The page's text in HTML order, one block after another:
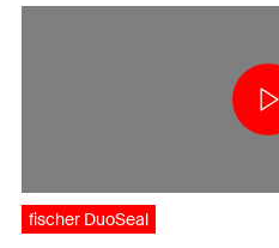
fischer DuoSeal